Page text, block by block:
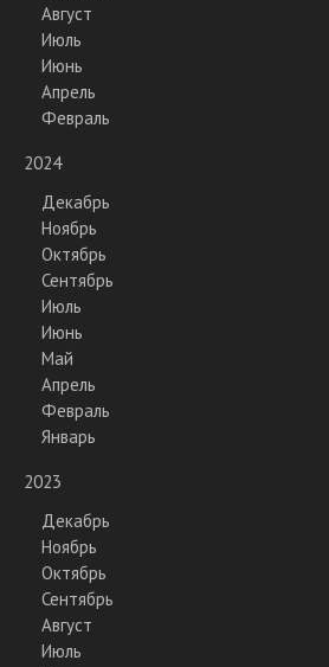
Август
Июль
Июнь
Апрель
Февраль
2024
Декабрь
Ноябрь
Октябрь
Сентябрь
Июль
Июнь
Май
Апрель
Февраль
Январь
2023
Декабрь
Ноябрь
Октябрь
Сентябрь
Август
Июль